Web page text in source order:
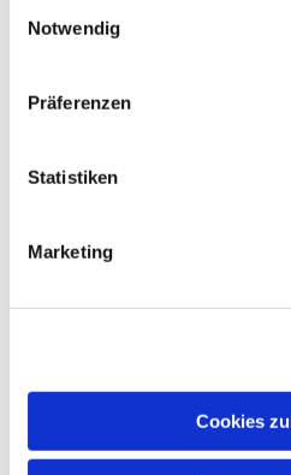
Notwendig
Präferenzen
Statistiken
Marketing
Cookies